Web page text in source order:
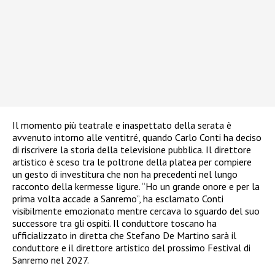
Il momento più teatrale e inaspettato della serata è
avvenuto intorno alle ventitré, quando Carlo Conti ha deciso
di riscrivere la storia della televisione pubblica. Il direttore
artistico è sceso tra le poltrone della platea per compiere
un gesto di investitura che non ha precedenti nel lungo
racconto della kermesse ligure. “Ho un grande onore e per la
prima volta accade a Sanremo”, ha esclamato Conti
visibilmente emozionato mentre cercava lo sguardo del suo
successore tra gli ospiti. Il conduttore toscano ha
ufficializzato in diretta che Stefano De Martino sarà il
conduttore e il direttore artistico del prossimo Festival di
Sanremo nel 2027.